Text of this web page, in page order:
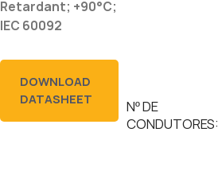
Retardant; +90°C;
IEC 60092
DOWNLOAD
DATASHEET
Nº DE
CONDUTORES: